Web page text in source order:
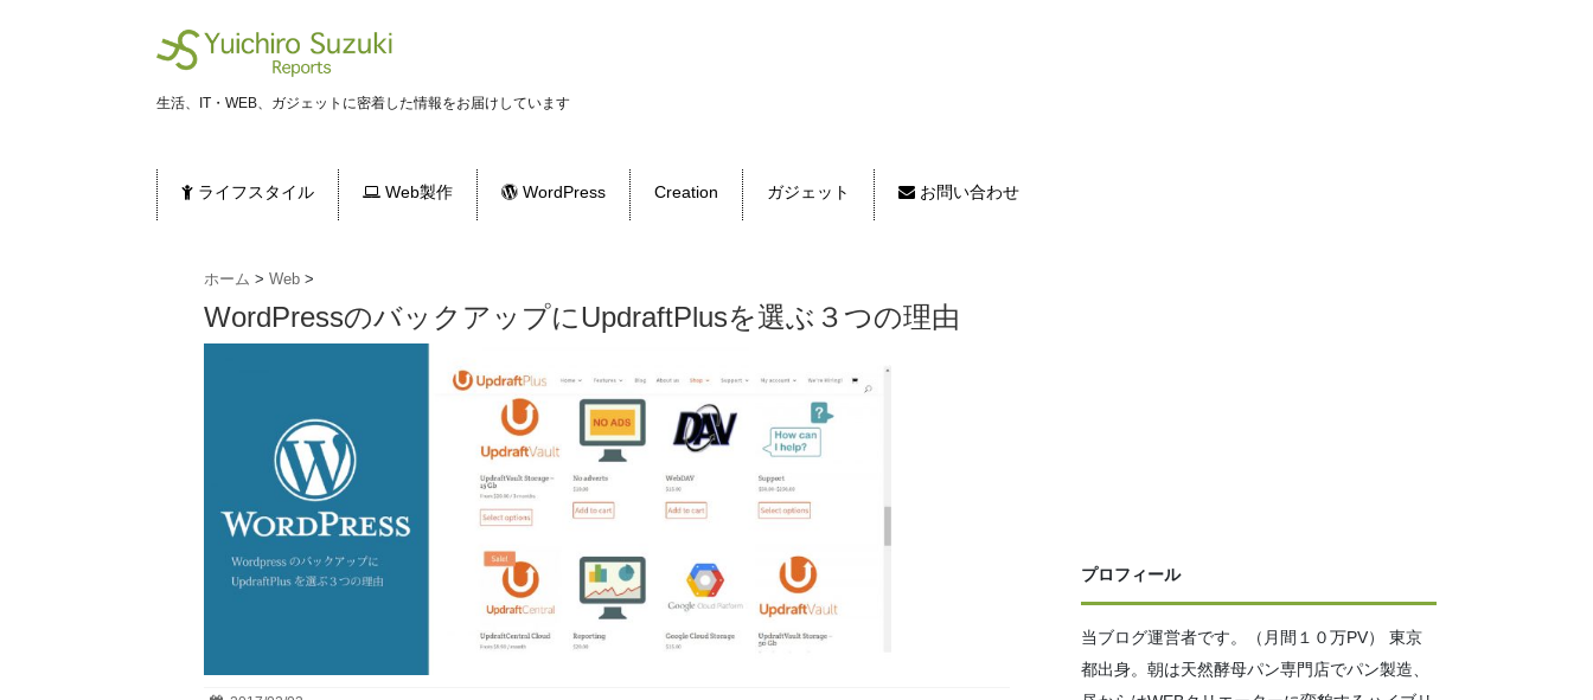
生活、IT・WEB、ガジェットに密着した情報をお届けしています
ライフスタイル Web製作 WordPress Creation ガジェット お問い合わせ
ホーム > Web >
WordPressのバックアップにUpdraftPlusを選ぶ３つの理由
プロフィール
当ブログ運営者です。（月間１０万PV） 東京
都出身。朝は天然酵母パン専門店でパン製造、